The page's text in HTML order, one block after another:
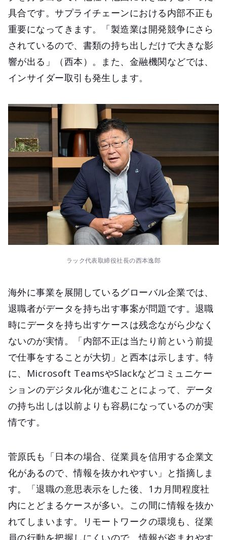
具合です。サプライチェーンにおける内部不正も
重要になってきます。「製造業は開発競争にさら
されているので、書類の持ち出しだけで大きな影
響が出る」（西本）。また、金融機関などでは、
インサイダー取引も発生します。
ラック代表取締役社長の西本逸郎
海外に事業を展開しているグローバル企業では、
退職者がデータを持ち出す事案が問題です。退職
時にデータを持ち出すケースは残念ながら少なく
ないのが実情。「内部不正は当たり前という前提
で仕事をすることが大切」と西本は示します。特
に、Microsoft TeamsやSlackなどコミュニケー
ションのデジタル化が進むことによって、データ
の持ち出しは以前よりも容易になっているのが実
情です。
菅原氏も「日本の場合、従業員を信用する企業文
化があるので、情報を抜かれやすい」と指摘しま
す。「退職の意思表示をした後、1カ月間程度社
内にとどまるケースが多い。この間に情報を抜か
れてしまいます。リモートワークの環境も、従業
員の行動を把握しにくいので、情報が盗まれやす